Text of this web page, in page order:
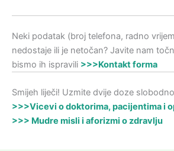
Neki podatak (broj telefona, radno
nedostaje ili je netočan? Javite nam
bismo ih ispravili >>>Kontakt forma
Smijeh liječi! Uzmite dvije doze
>>>Vicevi o doktorima, pacijentima i
>>> Mudre misli i aforizmi o zdravlju